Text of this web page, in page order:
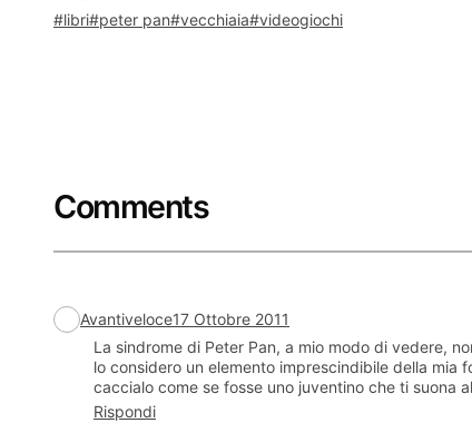
libri peter pan vecchiaia videogiochi
Comments
Avantiveloce17 Ottobre 2011
La sindrome di Peter Pan, a mio modo di vedere,
lo considero un elemento imprescindibile della
caccialo come se fosse uno juventino che ti suona
Rispondi